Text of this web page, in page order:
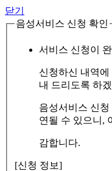
닫기
음성서비스 신청 확인
서비스 신청이
신청하신 내역
내 드리도록 하
음성서비스 신청
연될 수 있으니,
감합니다.
[신청 정보]